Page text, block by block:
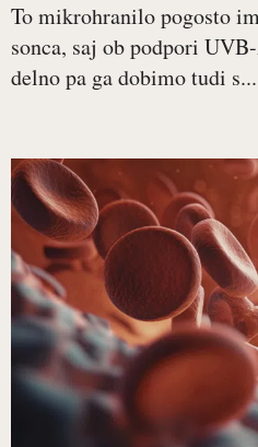
To mikrohranilo pogosto
sonca, saj ob podpori
delno pa ga dobimo tudi s...